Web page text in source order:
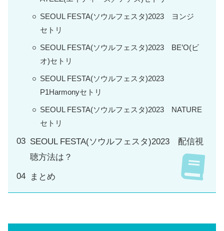
SEOUL FESTA(ソウルフェスタ)2023 ヨンジ
セトリ
SEOUL FESTA(ソウルフェスタ)2023 BE’O(ビ
オ)セトリ
SEOUL FESTA(ソウルフェスタ)2023
P1Harmonyセトリ
SEOUL FESTA(ソウルフェスタ)2023 NATURE
セトリ
SEOUL FESTA(ソウルフェスタ)2023 配信視
聴方法は？
まとめ